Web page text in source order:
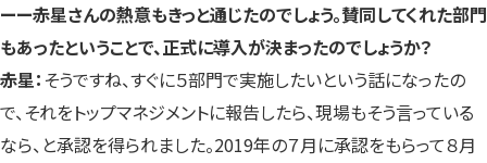
ーー赤星さんの熱意もきっと通じたのでしょう。賛同してくれた部門
もあったということで、正式に導入が決まったのでしょうか？
赤星： そうですね、すぐに５部門で実施したいという話になったの
で、それをトップマネジメントに報告したら、現場もそう言っている
なら、と承認を得られました。2019年の７月に承認をもらって８月